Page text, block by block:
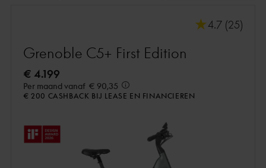
4.7 (25)
Grenoble C5+ First Edition
€ 4.199
Per maand vanaf € 90,35
€ 200 CASHBACK BIJ LEASE EN FINANCIEREN